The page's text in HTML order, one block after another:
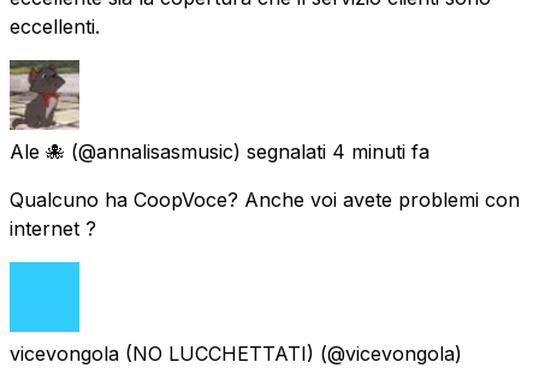
eccellenti.
Ale 🐙 (@annalisasmusic) segnalati 4 minuti fa
Qualcuno ha CoopVoce? Anche voi avete problemi con
internet ?
vicevongola (NO LUCCHETTATI) (@vicevongola)